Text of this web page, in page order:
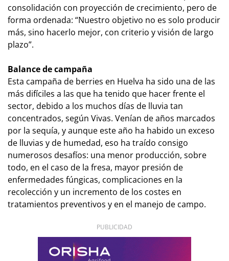
consolidación con proyección de crecimiento, pero de
forma ordenada: “Nuestro objetivo no es solo producir
más, sino hacerlo mejor, con criterio y visión de largo
plazo”.
Balance de campaña
Esta campaña de berries en Huelva ha sido una de las
más difíciles a las que ha tenido que hacer frente el
sector, debido a los muchos días de lluvia tan
concentrados, según Vivas. Venían de años marcados
por la sequía, y aunque este año ha habido un exceso
de lluvias y de humedad, eso ha traído consigo
numerosos desafíos: una menor producción, sobre
todo, en el caso de la fresa, mayor presión de
enfermedades fúngicas, complicaciones en la
recolección y un incremento de los costes en
tratamientos preventivos y en el manejo de campo.
PUBLICIDAD